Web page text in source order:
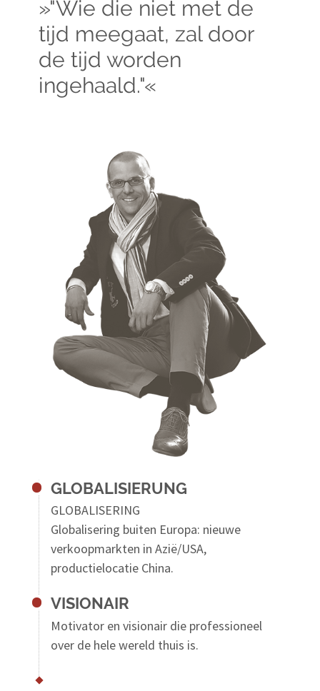
»"Wie die niet met de
tijd meegaat, zal door
de tijd worden
ingehaald."«
GLOBALISIERUNG
GLOBALISERING
Globalisering buiten Europa: nieuwe
verkoopmarkten in Azië/USA,
productielocatie China.
VISIONAIR
Motivator en visionair die professioneel
over de hele wereld thuis is.